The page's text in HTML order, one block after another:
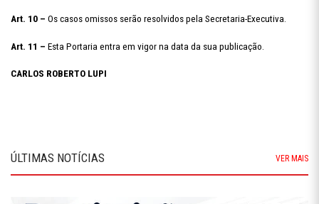
Art. 10 – Os casos omissos serão resolvidos pela Secretaria-Executiva.
Art. 11 – Esta Portaria entra em vigor na data da sua publicação.
CARLOS ROBERTO LUPI
ÚLTIMAS NOTÍCIAS VER MAIS